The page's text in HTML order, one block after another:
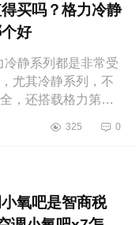
买吗？格力冷静
好
静系列都是非常受
尤其冷静系列，不
，还搭载格力第二
，下面小编为大家
325 0
氧吧是智商税